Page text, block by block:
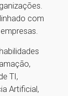
com
TI,
Artificial,